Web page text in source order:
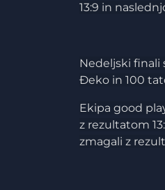
13:9 in
Nedeljski finali
Đeko in 100
Ekipa good
z rezultatom
zmagali z